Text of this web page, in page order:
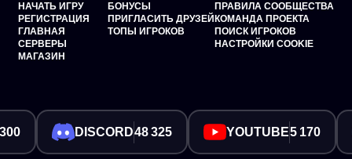
НАЧАТЬ ИГРУ
РЕГИСТРАЦИЯ
ГЛАВНАЯ
СЕРВЕРЫ
МАГАЗИН
БОНУСЫ
ПРИГЛАСИТЬ ДРУЗЕЙ
ТОПЫ ИГРОКОВ
ПРАВИЛА СООБЩЕСТВА
КОМАНДА ПРОЕКТА
ПОИСК ИГРОКОВ
НАСТРОЙКИ COOKIE
DISCORD48 325 YOUTUBE5 170